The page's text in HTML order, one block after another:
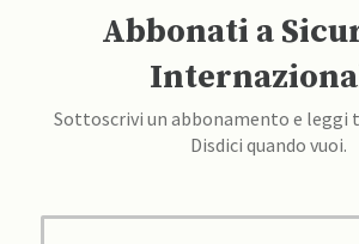
Abbonati a
Sottoscrivi un abbonamento e
Disdici quando vuoi.